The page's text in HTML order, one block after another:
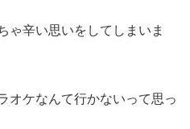
ゃ辛い思いをしてしまいま
オケなんて行かないって思っ